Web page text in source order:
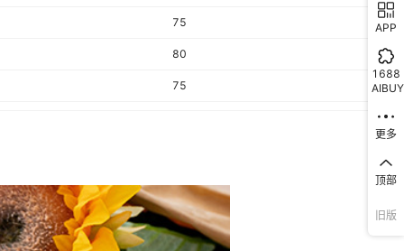
75
80
75
70
70
APP
1688
AIBUY
更多
顶部
旧版